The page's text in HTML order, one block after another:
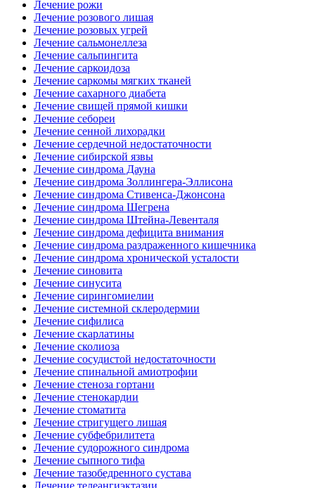
Лечение рожи
Лечение розового лишая
Лечение розовых угрей
Лечение сальмонеллеза
Лечение сальпингита
Лечение саркоидоза
Лечение саркомы мягких тканей
Лечение сахарного диабета
Лечение свищей прямой кишки
Лечение себореи
Лечение сенной лихорадки
Лечение сердечной недостаточности
Лечение сибирской язвы
Лечение синдрома Дауна
Лечение синдрома Золлингера-Эллисона
Лечение синдрома Стивенса-Джонсона
Лечение синдрома Шегрена
Лечение синдрома Штейна-Левенталя
Лечение синдрома дефицита внимания
Лечение синдрома раздраженного кишечника
Лечение синдрома хронической усталости
Лечение синовита
Лечение синусита
Лечение сирингомиелии
Лечение системной склеродермии
Лечение сифилиса
Лечение скарлатины
Лечение сколиоза
Лечение сосудистой недостаточности
Лечение спинальной амиотрофии
Лечение стеноза гортани
Лечение стенокардии
Лечение стоматита
Лечение стригущего лишая
Лечение субфебрилитета
Лечение судорожного синдрома
Лечение сыпного тифа
Лечение тазобедренного сустава
Лечение телеангиэктазии